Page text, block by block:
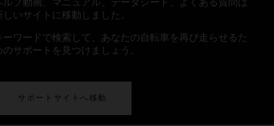
ルプ動画、マニュアル、データシート、よくある質問は
しいサイトに移動しました。
ーワードで検索して、あなたの自転車を再び走らせるた
のサポートを見つけましょう。
サポートサイトへ移動